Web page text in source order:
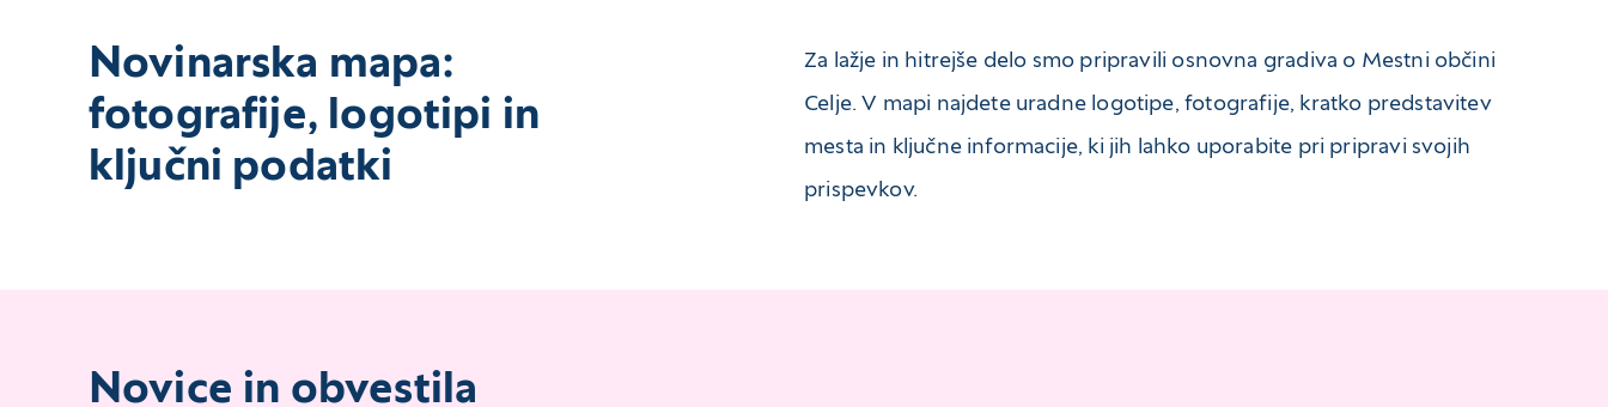
Novinarska mapa:
fotografije, logotipi in
ključni podatki
Za lažje in hitrejše delo smo pripravili osnovna gradiva o Mestni občini
Celje. V mapi najdete uradne logotipe, fotografije, kratko predstavitev
mesta in ključne informacije, ki jih lahko uporabite pri pripravi svojih
prispevkov.
Novice in obvestila